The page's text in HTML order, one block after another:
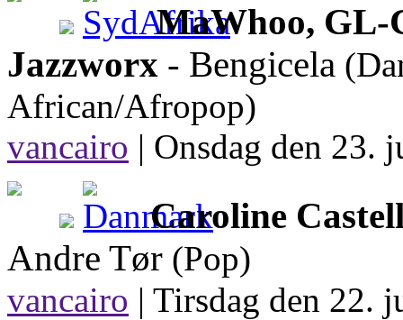
MaWhoo, GL-
Jazzworx - Bengicela
African/Afropop)
vancairo | Onsdag den 23.
Caroline
Andre Tør (Pop)
vancairo | Tirsdag den 22.